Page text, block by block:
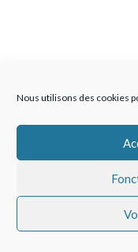
Nous utilisons des cookies